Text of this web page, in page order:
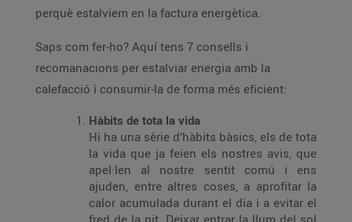
perquè estalviem en la factura energètica.
Saps com fer-ho? Aquí tens 7 consells i
recomanacions per estalviar energia amb la
calefacció i consumir-la de forma més eficient:
Hàbits de tota la vida
Hi ha una sèrie d’hàbits bàsics, els de tota
la vida que ja feien els nostres avis, que
apel·len al nostre sentit comú i ens
ajuden, entre altres coses, a aprofitar la
calor acumulada durant el dia i a evitar el
fred de la nit. Deixar entrar la llum del sol